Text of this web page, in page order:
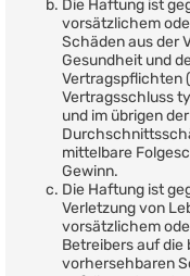
Die Haftung ist
vorsätzlichem
Schäden aus der
Gesundheit und
Vertragspflichten
Vertragsschluss
und im übrigen
mittelbare
Gewinn.
Die Haftung ist
Verletzung von
vorsätzlichem
Betreibers auf
vorhersehbaren